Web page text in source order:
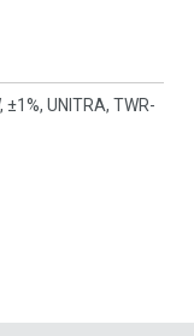
UNITRA, ТWR-